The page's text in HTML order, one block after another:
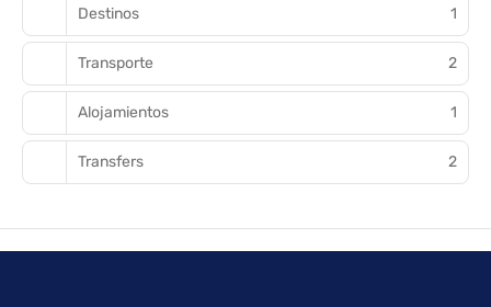
Destinos 1
Transporte 2
Alojamientos 1
Transfers 2